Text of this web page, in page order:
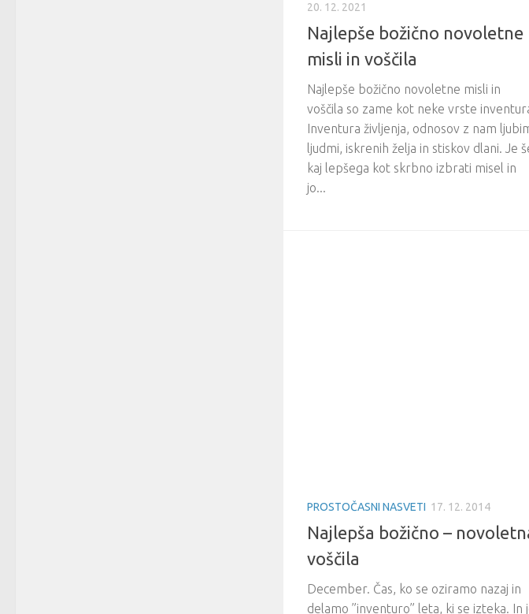
20. 12. 2021
Najlepše božično novoletne
misli in voščila
Najlepše božično novoletne misli in
voščila so zame kot neke vrste
Inventura življenja, odnosov z nam
ljudmi, iskrenih želja in stiskov dlani. Je
kaj lepšega kot skrbno izbrati misel in
jo...
PROSTOČASNI NASVETI 17. 12. 2014
Najlepša božično –
voščila
December. Čas, ko se oziramo nazaj in
delamo ”inventuro” leta, ki se izteka. In